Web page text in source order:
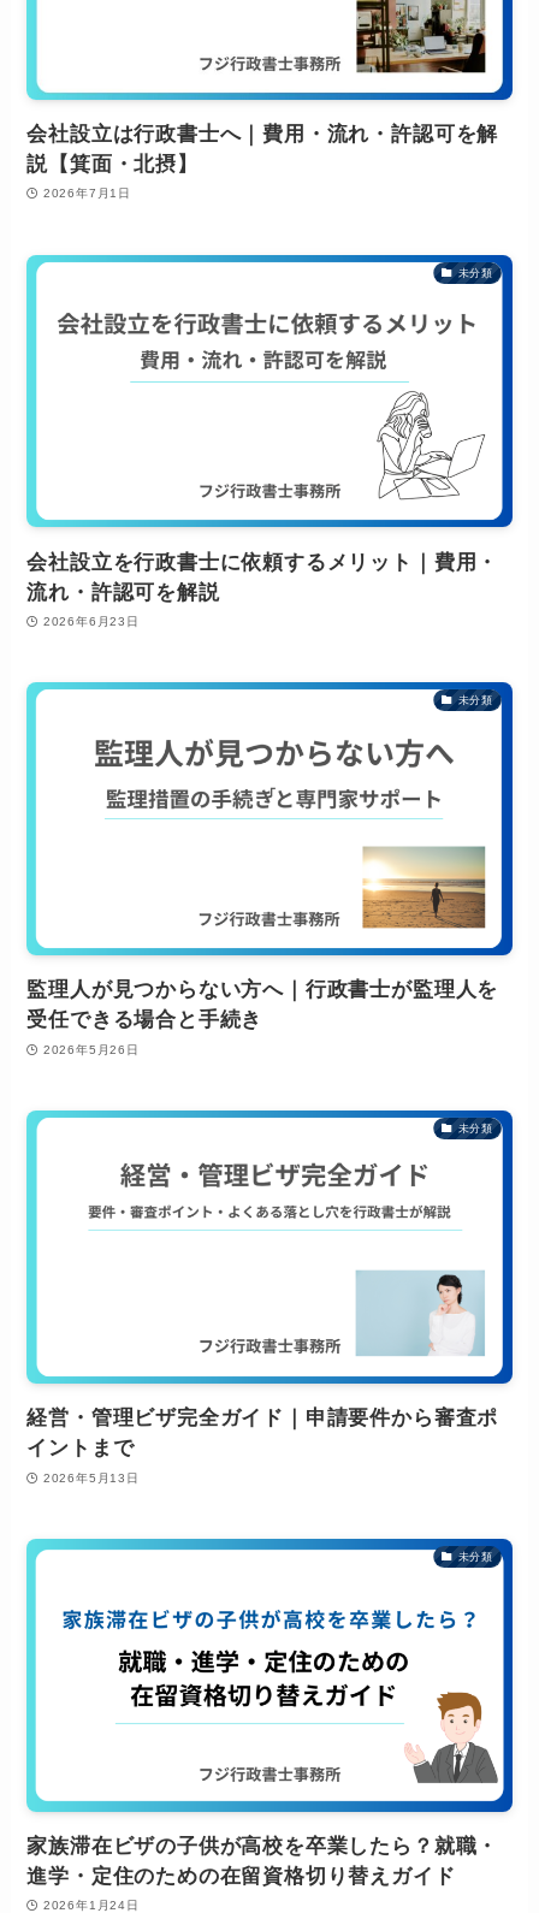
会社設立は行政書士へ｜費用・流れ・許認可を解
説【箕面・北摂】
2026年7月1日
未分類
会社設立を行政書士に依頼するメリット｜費用・
流れ・許認可を解説
2026年6月23日
未分類
監理人が見つからない方へ｜行政書士が監理人を
受任できる場合と手続き
2026年5月26日
未分類
経営・管理ビザ完全ガイド｜申請要件から審査ポ
イントまで
2026年5月13日
未分類
家族滞在ビザの子供が高校を卒業したら？就職・
進学・定住のための在留資格切り替えガイド
2026年1月24日